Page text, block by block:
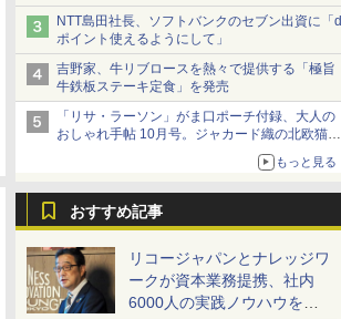
NTT島田社長、ソフトバンクのセブン出資に「d
ポイント使えるようにして」
吉野家、牛リブロースを熱々で提供する「極旨
牛鉄板ステーキ定食」を発売
「リサ・ラーソン」がま口ポーチ付録、大人の
おしゃれ手帖 10月号。ジャカード織の北欧猫デ
もっと見る
おすすめ記事
リコージャパンとナレッジワ
ークが資本業務提携、社内
6000人の実践ノウハウを生